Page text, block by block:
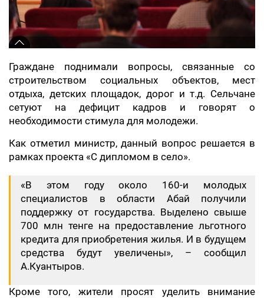
Граждане поднимали вопросы, связанные со
строительством социальных объектов, мест
отдыха, детских площадок, дорог и т.д. Сельчане
сетуют на дефицит кадров и говорят о
необходимости стимула для молодежи.
Как отметил министр, данный вопрос решается в
рамках проекта «С дипломом в село».
«В этом году около 160-и молодых
специалистов в области Абай получили
поддержку от государства. Выделено свыше
700 млн тенге на предоставление льготного
кредита для приобретения жилья. И в будущем
средства будут увеличены», – сообщил
А.Куантыров.
Кроме того, жители просят уделить внимание